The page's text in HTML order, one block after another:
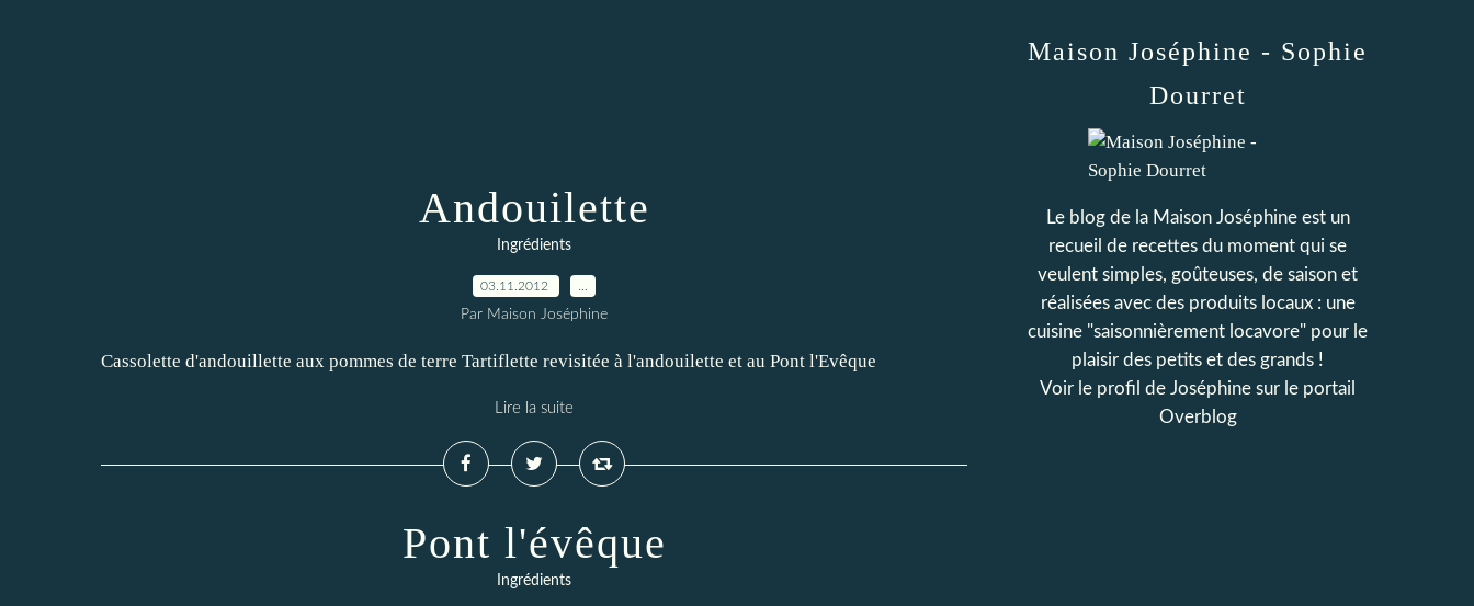
Andouilette
Ingrédients
03.11.2012
Par Maison Joséphine
Cassolette d'andouillette aux pommes de terre Tartiflette revisitée à l'andouilette et au Pont l'Evêque
Lire la suite
Pont l'évêque
Ingrédients
Maison Joséphine - Sophie
Dourret
Le blog de la Maison Joséphine est un
recueil de recettes du moment qui se
veulent simples, goûteuses, de saison et
réalisées avec des produits locaux : une
cuisine "saisonnièrement locavore" pour le
plaisir des petits et des grands !
Voir le profil de Joséphine sur le portail
Overblog